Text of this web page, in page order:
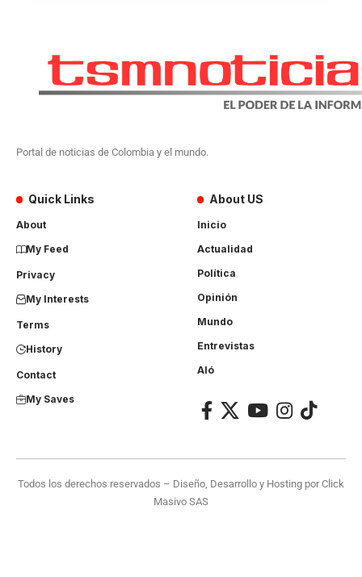
Portal de noticias de Colombia y el mundo.
Quick Links
About
My Feed
Privacy
My Interests
Terms
History
Contact
My Saves
About US
Inicio
Actualidad
Política
Opinión
Mundo
Entrevistas
Aló
Todos los derechos reservados – Diseño, Desarrollo y Hosting porClick
Masivo SAS